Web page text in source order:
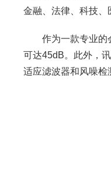
金融、法律、科技
作为一款专业的会
可达45dB。此外，
适应滤波器和风噪检